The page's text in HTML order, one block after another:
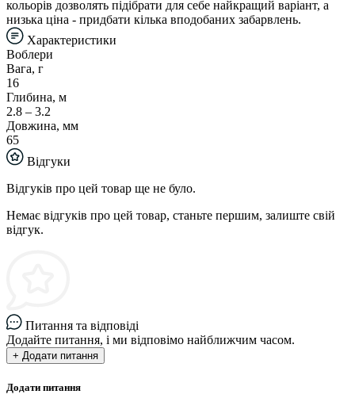
кольорів дозволять підібрати для себе найкращий варіант, а
низька ціна - придбати кілька вподобаних забарвлень.
Характеристики
Воблери
Вага, г
16
Глибина, м
2.8 – 3.2
Довжина, мм
65
Відгуки
Відгуків про цей товар ще не було.
Немає відгуків про цей товар, станьте першим, залиште свій
відгук.
Питання та відповіді
Додайте питання, і ми відповімо найближчим часом.
+ Додати питання
Додати питання